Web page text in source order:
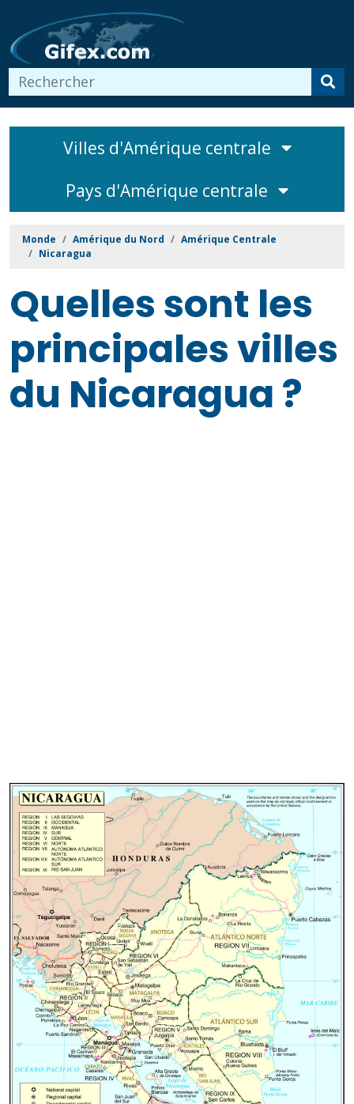
Villes d'Amérique centrale
Pays d'Amérique centrale
Monde Amérique du Nord
Amérique Centrale
Nicaragua
Quelles sont les
principales villes
du Nicaragua ?